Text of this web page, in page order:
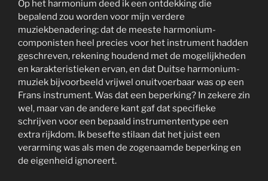
Op het harmonium deed ik een ontdekking die
bepalend zou worden voor mijn verdere
muziekbenadering: dat de meeste harmonium-
componisten heel precies voor het instrument hadden
geschreven, rekening houdend met de mogelijkheden
en karakteristieken ervan, en dat Duitse harmonium-
muziek bijvoorbeeld vrijwel onuitvoerbaar was op een
Frans instrument. Was dat een beperking? In zekere zin
wel, maar van de andere kant gaf dat specifieke
schrijven voor een bepaald instrumententype een
extra rijkdom. Ik besefte stilaan dat het juist een
verarming was als men de zogenaamde beperking en
de eigenheid ignoreert.